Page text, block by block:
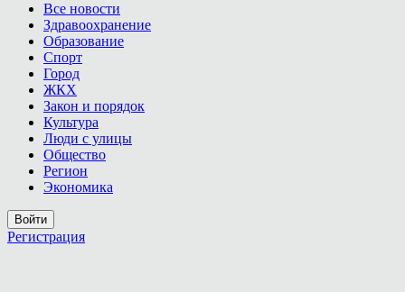
Все новости
Здравоохранение
Образование
Спорт
Город
ЖКХ
Закон и порядок
Культура
Люди с улицы
Общество
Регион
Экономика
Войти
Регистрация